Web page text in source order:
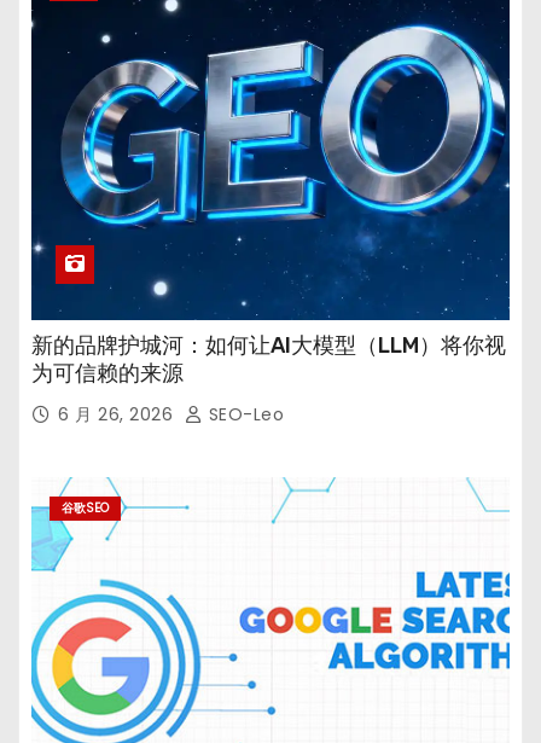
新的品牌护城河：如何让AI大模型（LLM）将你视
为可信赖的来源
6 月 26, 2026 SEO-Leo
谷歌SEO